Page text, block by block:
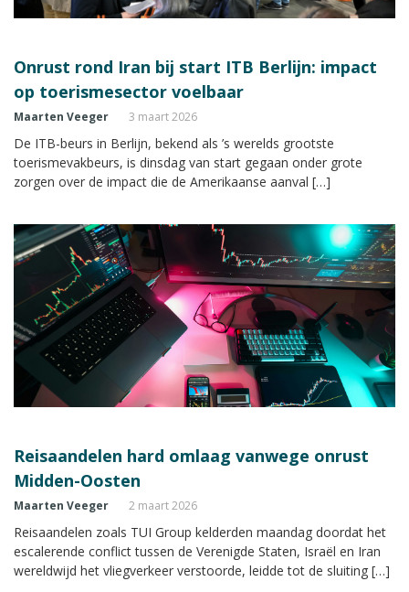
Onrust rond Iran bij start ITB Berlijn: impact
op toerismesector voelbaar
Maarten Veeger 3 maart 2026
De ITB-beurs in Berlijn, bekend als ’s werelds grootste
toerismevakbeurs, is dinsdag van start gegaan onder grote
zorgen over de impact die de Amerikaanse aanval […]
Reisaandelen hard omlaag vanwege onrust
Midden-Oosten
Maarten Veeger 2 maart 2026
Reisaandelen zoals TUI Group kelderden maandag doordat het
escalerende conflict tussen de Verenigde Staten, Israël en Iran
wereldwijd het vliegverkeer verstoorde, leidde tot de sluiting […]